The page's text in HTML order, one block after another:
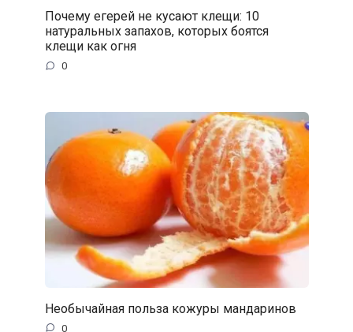
Почему егерей не кусают клещи: 10
натуральных запахов, которых боятся
клещи как огня
0
Необычайная польза кожуры мандаринов
0